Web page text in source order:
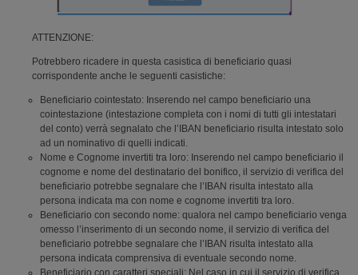
ATTENZIONE:
Potrebbero ricadere in questa casistica di beneficiario quasi
corrispondente anche le seguenti casistiche:
Beneficiario cointestato: Inserendo nel campo beneficiario una
cointestazione (intestazione completa con i nomi di tutti gli intestatari
del conto) verrà segnalato che l’IBAN beneficiario risulta intestato solo
ad un nominativo di quelli indicati.
Nome e Cognome invertiti tra loro: Inserendo nel campo beneficiario il
cognome e nome del destinatario del bonifico, il servizio di verifica del
beneficiario potrebbe segnalare che l’IBAN risulta intestato alla
persona indicata ma con nome e cognome invertiti tra loro.
Beneficiario con secondo nome: qualora nel campo beneficiario venga
omesso l’inserimento di un secondo nome, il servizio di verifica del
beneficiario potrebbe segnalare che l’IBAN risulta intestato alla
persona indicata comprensiva di eventuale secondo nome.